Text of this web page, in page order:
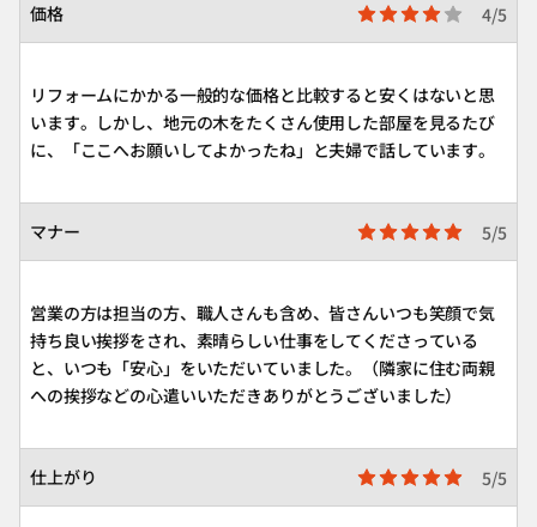
価格 4/5
リフォームにかかる一般的な価格と比較すると安くはないと思
います。しかし、地元の木をたくさん使用した部屋を見るたび
に、「ここへお願いしてよかったね」と夫婦で話しています。
マナー 5/5
営業の方は担当の方、職人さんも含め、皆さんいつも笑顔で気
持ち良い挨拶をされ、素晴らしい仕事をしてくださっている
と、いつも「安心」をいただいていました。（隣家に住む両親
への挨拶などの心遣いいただきありがとうございました）
仕上がり 5/5